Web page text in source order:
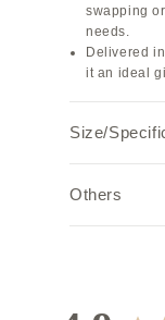
swapping
needs.
Delivered
it an ideal
Size/
Width
Others